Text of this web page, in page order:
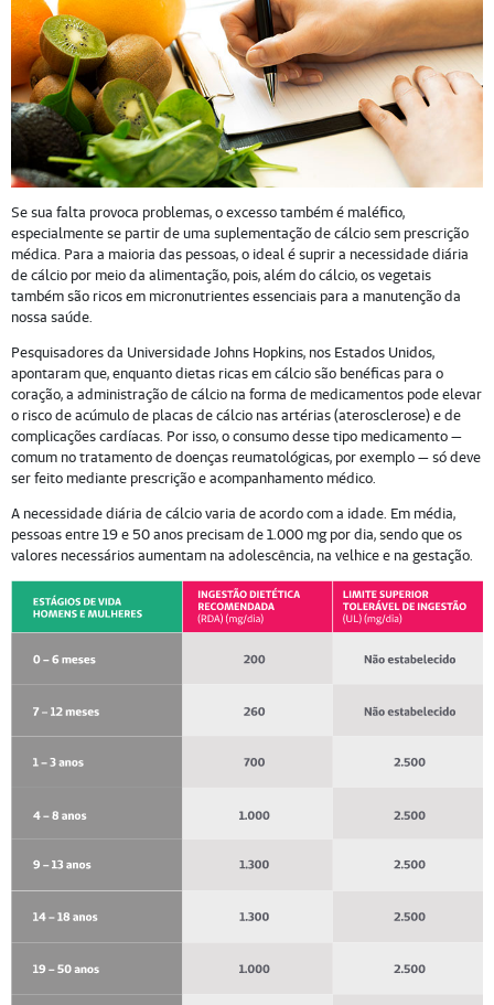
Se sua falta provoca problemas, o excesso também é maléfico,
especialmente se partir de uma suplementação de cálcio sem prescrição
médica. Para a maioria das pessoas, o ideal é suprir a necessidade diária
de cálcio por meio da alimentação, pois, além do cálcio, os vegetais
também são ricos em micronutrientes essenciais para a manutenção da
nossa saúde.
Pesquisadores da Universidade Johns Hopkins, nos Estados Unidos,
apontaram que, enquanto dietas ricas em cálcio são benéficas para o
coração, a administração de cálcio na forma de medicamentos pode elevar
o risco de acúmulo de placas de cálcio nas artérias (aterosclerose) e de
complicações cardíacas. Por isso, o consumo desse tipo medicamento —
comum no tratamento de doenças reumatológicas, por exemplo — só deve
ser feito mediante prescrição e acompanhamento médico.
A necessidade diária de cálcio varia de acordo com a idade. Em média,
pessoas entre 19 e 50 anos precisam de 1.000 mg por dia, sendo que os
valores necessários aumentam na adolescência, na velhice e na gestação.